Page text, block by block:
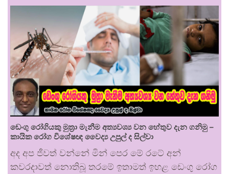
ඩෙංගු රෝගියකු ⁣මුත්‍රා මැනීම අත්‍යවශ්‍ය වන හේතුව දැන ගනිමු –
කායික රෝග විශේෂඥ වෛද්‍ය උපුල් ද සිල්වා
අද අප ජීවත් වන්නේ මින් පෙර මේ රටේ අන්
කවරදාවත් නොතිබූ තරමේ ඉතාමත් ඉහළ ඩෙංගු රෝග